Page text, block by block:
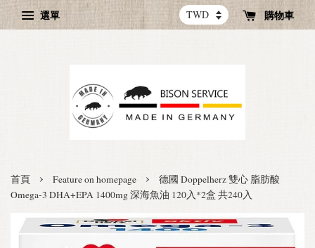
選單 購物車
首頁 › Feature on homepage ›
德國 Doppelherz 雙心 脂肪酸
Omega-3 DHA+EPA 1400mg 深海魚油 120入*2盒 共240入